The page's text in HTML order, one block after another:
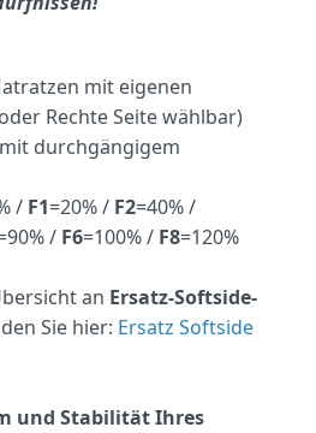
mit eigenen
Rechte Seite wählbar)
durchgängigem
/ F1=20% / F2=40% /
/ F6=100% / F8=120%
an Ersatz-Softside-
Sie hier: Ersatz Softside
und Stabilität Ihres